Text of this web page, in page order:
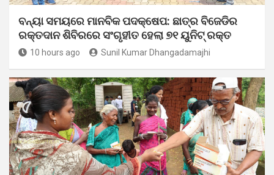
ବନ୍ୟା ସମୟରେ ମାନବିକ ପଦକ୍ଷେପ: ଛାତ୍ର ବିଜେଡିର
ରକ୍ତଦାନ ଶିବିରରେ ସଂଗୃହୀତ ହେଲା ୭୧ ୟୁନିଟ୍ ରକ୍ତ
10 hours ago Sunil Kumar Dhangadamajhi